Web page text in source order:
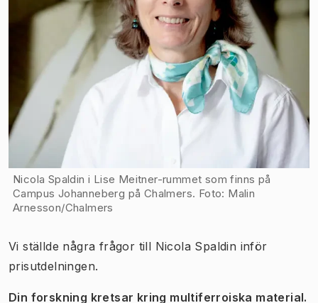
Nicola Spaldin i Lise Meitner-rummet som finns på
Campus Johanneberg på Chalmers. Foto: Malin
Arnesson/Chalmers
Vi ställde några frågor till Nicola Spaldin inför
prisutdelningen.
Din forskning kretsar kring multiferroiska material.